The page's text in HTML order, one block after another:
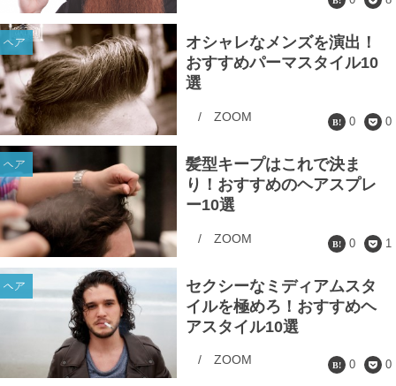
ヘア
オシャレなメンズを演出！
おすすめパーマスタイル10
選
/ ZOOM 0 0
ヘア
髪型キープはこれで決ま
り！おすすめのヘアスプレ
ー10選
/ ZOOM 0 1
ヘア
セクシーなミディアムスタ
イルを極めろ！おすすめヘ
アスタイル10選
/ ZOOM 0 0